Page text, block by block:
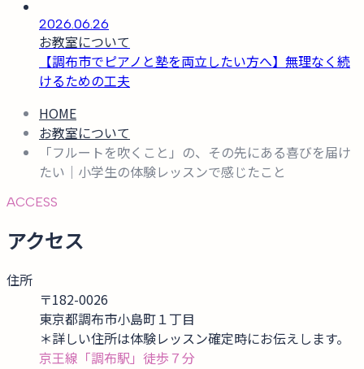
2026.06.26
お教室について
【調布市でピアノと塾を両立したい方へ】無理なく続
けるための工夫
HOME
お教室について
「フルートを吹くこと」の、その先にある喜びを届け
たい｜小学生の体験レッスンで感じたこと
ACCESS
アクセス
住所
〒182-0026
東京都調布市小島町１丁目
＊詳しい住所は体験レッスン確定時にお伝えします。
京王線「調布駅」徒歩７分